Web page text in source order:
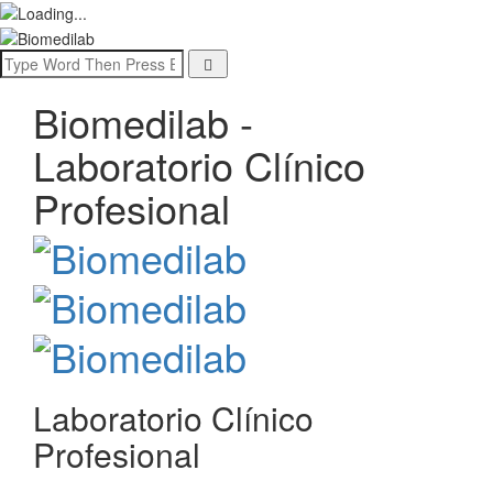
Biomedilab -
Laboratorio Clínico
Profesional
Laboratorio Clínico
Profesional